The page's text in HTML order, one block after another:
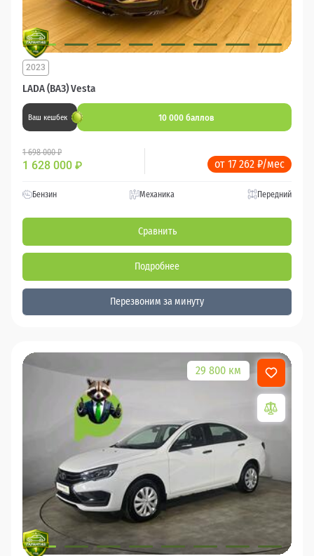
LADA (ВАЗ) Vesta
2023
Ваш кешбек 10 000 баллов
1 698 000 ₽
1 628 000 ₽ от 17 262 ₽/мес
Бензин Механика Передний
Сравнить
Подробнее
Перезвоним за минуту
29 800 км